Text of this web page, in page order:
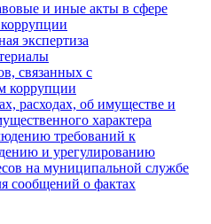
и иные акты в сфере
экспертиза
связанных с
коррупции
расходах, об имуществе и
характера
требований к
и урегулированию
на муниципальной службе
сообщений о фактах